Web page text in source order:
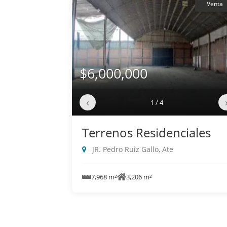
Venta
$6,000,000
‹ 1 / 4
Terrenos Residenciales
JR. Pedro Ruiz Gallo, Ate
7,968 m² 3,206 m²